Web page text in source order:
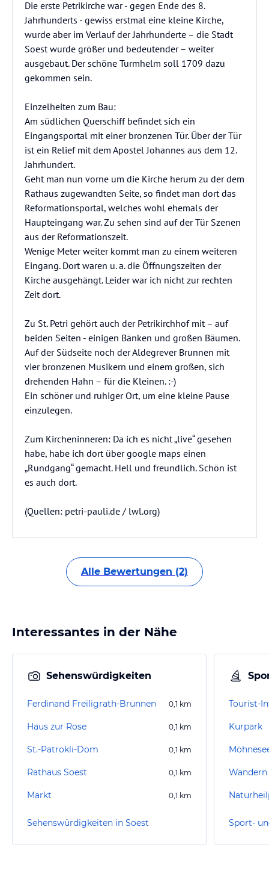
Die erste Petrikirche war - gegen Ende des 8.
Jahrhunderts - gewiss erstmal eine kleine Kirche,
wurde aber im Verlauf der Jahrhunderte – die Stadt
Soest wurde größer und bedeutender – weiter
ausgebaut. Der schöne Turmhelm soll 1709 dazu
gekommen sein.
Einzelheiten zum Bau:
Am südlichen Querschiff befindet sich ein
Eingangsportal mit einer bronzenen Tür. Über der Tür
ist ein Relief mit dem Apostel Johannes aus dem 12.
Jahrhundert.
Geht man nun vorne um die Kirche herum zu der dem
Rathaus zugewandten Seite, so findet man dort das
Reformationsportal, welches wohl ehemals der
Haupteingang war. Zu sehen sind auf der Tür Szenen
aus der Reformationszeit.
Wenige Meter weiter kommt man zu einem weiteren
Eingang. Dort waren u. a. die Öffnungszeiten der
Kirche ausgehängt. Leider war ich nicht zur rechten
Zeit dort.
Zu St. Petri gehört auch der Petrikirchhof mit – auf
beiden Seiten - einigen Bänken und großen Bäumen.
Auf der Südseite noch der Aldegrever Brunnen mit
vier bronzenen Musikern und einem großen, sich
drehenden Hahn – für die Kleinen. :-)
Ein schöner und ruhiger Ort, um eine kleine Pause
einzulegen.
Zum Kircheninneren: Da ich es nicht „live“ gesehen
habe, habe ich dort über google maps einen
„Rundgang“ gemacht. Hell und freundlich. Schön ist
es auch dort.
(Quellen: petri-pauli.de / lwl.org)
Alle Bewertungen (2)
Interessantes in der Nähe
Sehenswürdigkeiten
Ferdinand Freiligrath-Brunnen 0,1 km
Haus zur Rose 0,1 km
St.-Patrokli-Dom 0,1 km
Rathaus Soest 0,1 km
Markt 0,1 km
Sehenswürdigkeiten in Soest
Tourist-
Kurpark
Wandern
Sport-